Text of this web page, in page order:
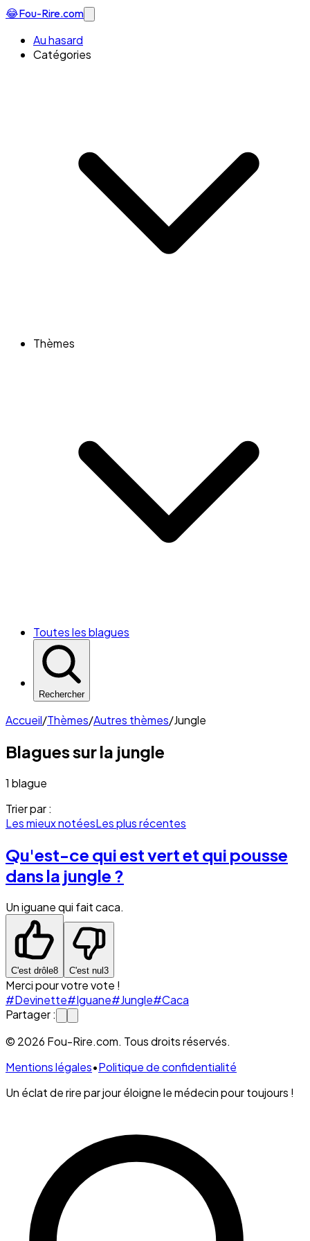
😂Fou-Rire.com
Au hasard
Catégories
Thèmes
Toutes les blagues
Rechercher
Accueil/Thèmes/Autres thèmes/Jungle
Blagues sur la jungle
1 blague
Trier par :
Les mieux notéesLes plus récentes
Qu'est-ce qui est vert et qui pousse
dans la jungle ?
Un iguane qui fait caca.
C'est drôle8 C'est nul3
Merci pour votre vote !
#Devinette#Iguane#Jungle#Caca
Partager :
© 2026 Fou-Rire.com. Tous droits réservés.
Mentions légales•Politique de confidentialité
Un éclat de rire par jour éloigne le médecin pour toujours !